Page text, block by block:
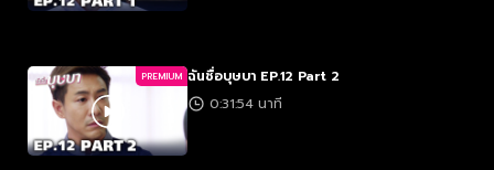
PREMIUM ฉันชื่อบุษบา EP.12 Part 2
0:31:54 นาที